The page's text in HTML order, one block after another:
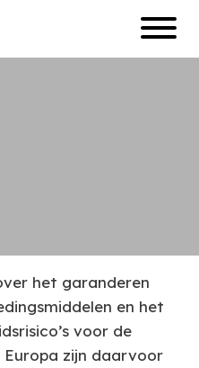
Open
menu
het garanderen
en het
voor de
Europa zijn daarvoor